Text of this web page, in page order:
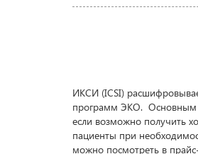
ИКСИ (ICSI)
программ ЭКО. Основным
если возможно получить
пациенты при
можно посмотреть в